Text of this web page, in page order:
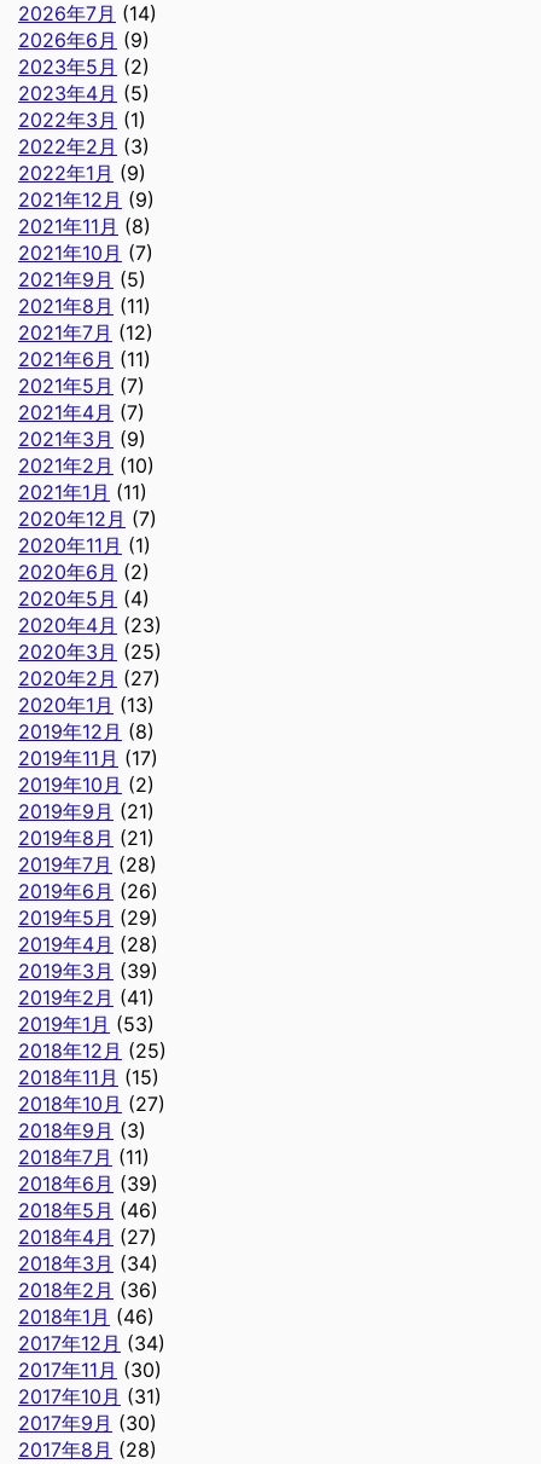
2026年7月 (14)
2026年6月 (9)
2023年5月 (2)
2023年4月 (5)
2022年3月 (1)
2022年2月 (3)
2022年1月 (9)
2021年12月 (9)
2021年11月 (8)
2021年10月 (7)
2021年9月 (5)
2021年8月 (11)
2021年7月 (12)
2021年6月 (11)
2021年5月 (7)
2021年4月 (7)
2021年3月 (9)
2021年2月 (10)
2021年1月 (11)
2020年12月 (7)
2020年11月 (1)
2020年6月 (2)
2020年5月 (4)
2020年4月 (23)
2020年3月 (25)
2020年2月 (27)
2020年1月 (13)
2019年12月 (8)
2019年11月 (17)
2019年10月 (2)
2019年9月 (21)
2019年8月 (21)
2019年7月 (28)
2019年6月 (26)
2019年5月 (29)
2019年4月 (28)
2019年3月 (39)
2019年2月 (41)
2019年1月 (53)
2018年12月 (25)
2018年11月 (15)
2018年10月 (27)
2018年9月 (3)
2018年7月 (11)
2018年6月 (39)
2018年5月 (46)
2018年4月 (27)
2018年3月 (34)
2018年2月 (36)
2018年1月 (46)
2017年12月 (34)
2017年11月 (30)
2017年10月 (31)
2017年9月 (30)
2017年8月 (28)